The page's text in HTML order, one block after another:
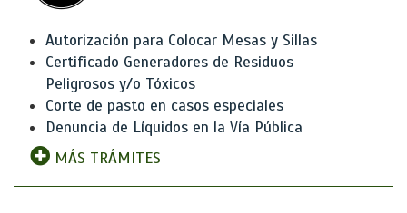
Autorización para Colocar Mesas y Sillas
Certificado Generadores de Residuos
Peligrosos y/o Tóxicos
Corte de pasto en casos especiales
Denuncia de Líquidos en la Vía Pública
MÁS TRÁMITES